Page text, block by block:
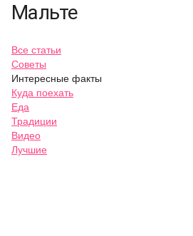
Мальте
Все статьи
Советы
Интересные факты
Куда поехать
Еда
Традиции
Видео
Лучшие